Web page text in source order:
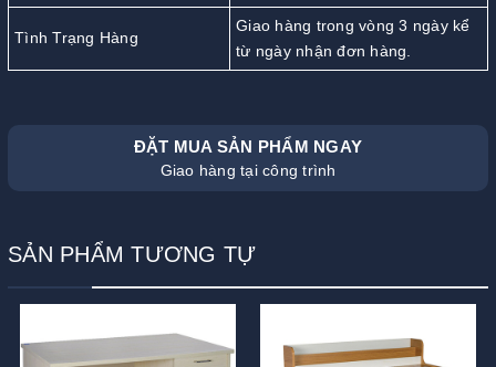
Tình Trạng Hàng
Giao hàng trong vòng 3 ngày kể
từ ngày nhận đơn hàng.
ĐẶT MUA SẢN PHẨM NGAY
Giao hàng tại công trình
SẢN PHẨM TƯƠNG TỰ